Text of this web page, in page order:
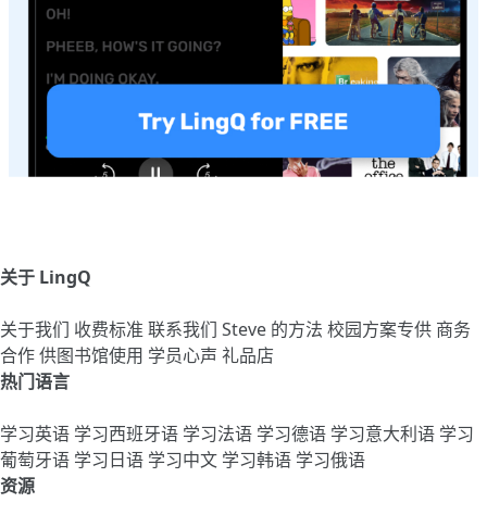
关于 LingQ
关于我们 收费标准 联系我们 Steve 的方法 校园方案专供 商务
合作供图书馆使用 学员心声 礼品店
热门语言
学习英语 学习西班牙语 学习法语 学习德语 学习意大利语 学习
葡萄牙语 学习日语 学习中文 学习韩语 学习俄语
资源